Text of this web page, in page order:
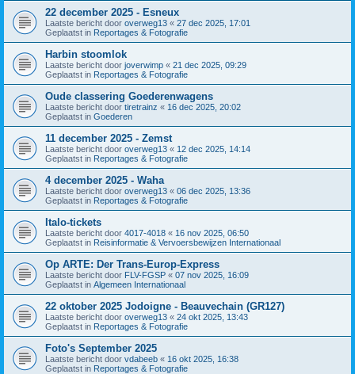
22 december 2025 - Esneux
Laatste bericht door overweg13 « 27 dec 2025, 17:01
Geplaatst in Reportages & Fotografie
Harbin stoomlok
Laatste bericht door joverwimp « 21 dec 2025, 09:29
Geplaatst in Reportages & Fotografie
Oude classering Goederenwagens
Laatste bericht door tiretrainz « 16 dec 2025, 20:02
Geplaatst in Goederen
11 december 2025 - Zemst
Laatste bericht door overweg13 « 12 dec 2025, 14:14
Geplaatst in Reportages & Fotografie
4 december 2025 - Waha
Laatste bericht door overweg13 « 06 dec 2025, 13:36
Geplaatst in Reportages & Fotografie
Italo-tickets
Laatste bericht door 4017-4018 « 16 nov 2025, 06:50
Geplaatst in Reisinformatie & Vervoersbewijzen Internationaal
Op ARTE: Der Trans-Europ-Express
Laatste bericht door FLV-FGSP « 07 nov 2025, 16:09
Geplaatst in Algemeen Internationaal
22 oktober 2025 Jodoigne - Beauvechain (GR127)
Laatste bericht door overweg13 « 24 okt 2025, 13:43
Geplaatst in Reportages & Fotografie
Foto's September 2025
Laatste bericht door vdabeeb « 16 okt 2025, 16:38
Geplaatst in Reportages & Fotografie